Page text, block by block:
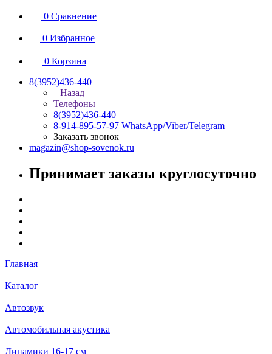
0 Сравнение
0 Избранное
0 Корзина
8(3952)436-440
Назад
Телефоны
8(3952)436-440
8-914-895-57-97 WhatsApp/Viber/Telegram
Заказать звонок
magazin@shop-sovenok.ru
Принимает заказы круглосуточно
Главная
Каталог
Автозвук
Автомобильная акустика
Динамики 16-17 см